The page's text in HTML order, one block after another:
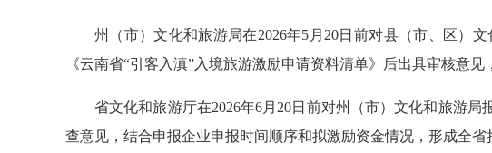
州（市）文化和旅游局在2026年5月20日前对县（市、区）
《云南省“引客入滇”入境旅游激励申请资料清单》后出具审核意
省文化和旅游厅在2026年6月20日前对州（市）文化和旅游
查意见，结合申报企业申报时间顺序和拟激励资金情况，形成全省